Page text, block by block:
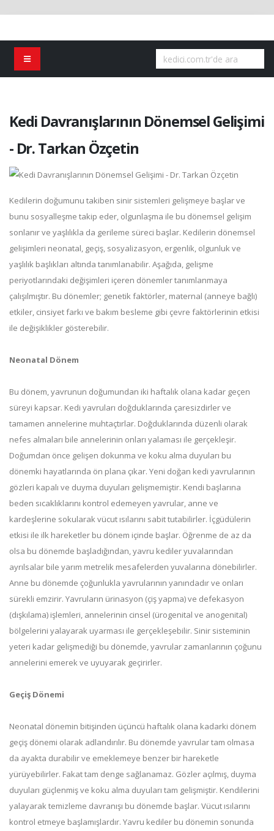
Kedi Davranışlarının Dönemsel Gelişimi
- Dr. Tarkan Özçetin
Kedilerin doğumunu takiben sinir sistemleri gelişmeye başlar ve
bunu sosyalleşme takip eder, olgunlaşma ile bu dönemsel gelişim
sonlanır ve yaşlılıkla da gerileme süreci başlar. Kedilerin dönemsel
gelişimleri neonatal, geçiş, sosyalizasyon, ergenlik, olgunluk ve
yaşlılık başlıkları altında tanımlanabilir. Aşağıda, gelişme
periyotlarındaki değişimleri içeren dönemler tanımlanmaya
çalışılmıştır. Bu dönemler; genetik faktörler, maternal (anneye bağlı)
etkiler, cinsiyet farkı ve bakım besleme gibi çevre faktörlerinin etkisi
ile değişiklikler gösterebilir.
Neonatal Dönem
Bu dönem, yavrunun doğumundan iki haftalık olana kadar geçen
süreyi kapsar. Kedi yavruları doğduklarında çaresizdirler ve
tamamen annelerine muhtaçtırlar. Doğduklarında düzenli olarak
nefes almaları bile annelerinin onları yalaması ile gerçekleşir.
Doğumdan önce gelişen dokunma ve koku alma duyuları bu
dönemki hayatlarında ön plana çıkar. Yeni doğan kedi yavrularının
gözleri kapalı ve duyma duyuları gelişmemiştir. Kendi başlarına
beden sıcaklıklarını kontrol edemeyen yavrular, anne ve
kardeşlerine sokularak vücut ısılarını sabit tutabilirler. İçgüdülerin
etkisi ile ilk hareketler bu dönem içinde başlar. Öğrenme de az da
olsa bu dönemde başladığından, yavru kediler yuvalarından
ayrılsalar bile yarım metrelik mesafelerden yuvalarına dönebilirler.
Anne bu dönemde çoğunlukla yavrularının yanındadır ve onları
sürekli emzirir. Yavruların ürinasyon (çiş yapma) ve defekasyon
(dışkılama) işlemleri, annelerinin cinsel (ürogenital ve anogenital)
bölgelerini yalayarak uyarması ile gerçekleşebilir. Sinir sisteminin
yeteri kadar gelişmediği bu dönemde, yavrular zamanlarının çoğunu
annelerini emerek ve uyuyarak geçirirler.
Geçiş Dönemi
Neonatal dönemin bitişinden üçüncü haftalık olana kadarki dönem
geçiş dönemi olarak adlandırılır. Bu dönemde yavrular tam olmasa
da ayakta durabilir ve emeklemeye benzer bir hareketle
yürüyebilirler. Fakat tam denge sağlanamaz. Gözler açılmış, duyma
duyuları güçlenmiş ve koku alma duyuları tam gelişmiştir. Kendilerini
yalayarak temizleme davranışı bu dönemde başlar. Vücut ısılarını
kontrol etmeye başlamışlardır. Yavru kediler bu dönemin sonunda